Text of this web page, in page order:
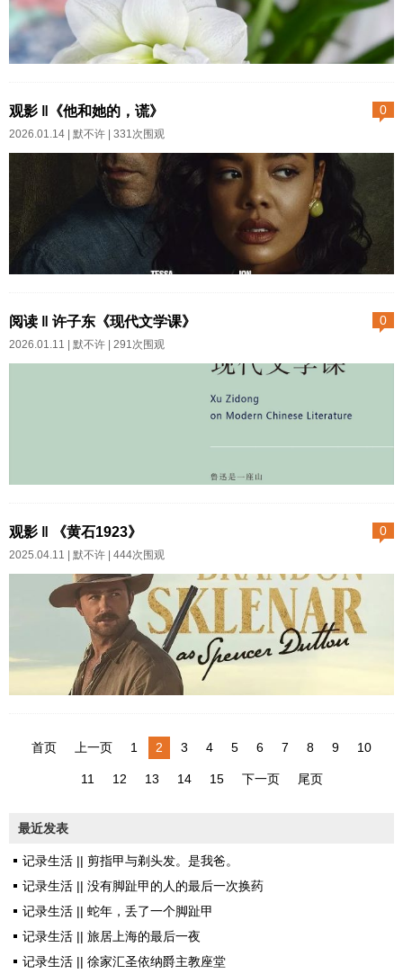
不发老师也并不要求截图朋友圈
求证。我说他是谦谦君子，还因
为一件事：他讲课的语音可以被
说，加上这一万，这里一共就是
整整十万了哦。八十多岁的老太
太，这一刻的喜悦溢于言表——
然觉得自己才是个坏人，上一篇
人她的快乐就是数钱，用她白白
净净的小胖手把一叠钞票一弯，
然后灵活地一页一页地翻检，我
还奢望什么给她开通网银，我好
像也没脸为了...
咳嗽，连续十几个一连串一口气
地咳，仿佛呕心沥血非要把肺里
的什么东西弄出来，甚至有几次
必须绷住盆底肌和腹肌。这种病
症上午轻下午重。所以当我妈问
我能不能去银行帮取退休金，我
满口答应说我行。是的，今天聊
的不是病，但无论想说啥，我都
府部门的退休人员，退休金分别
们医院的退休社保卡都在工商银
行。所以取退休金的程序是有固
在一天或几天...
0
观影 ‖《他和她的，谎》
2026.01.14 | 默不许 | 331次围观
林深处，一个美丽的女人裸露着
仰面瘫死在自己的轿车上，经警
方初步勘测，她于某种激情活动
接一刀，刀刀入肉，这是怀有多
先是最大的嫌疑人。剧情中，死
了她，所以只好默认她不断有一
们始终是一个团队。你看人家老
公不是醋坛子，因为老婆到处睡
顿起杀意？不可能，但他又说那
女人毒舌。会不会某天对老公恶
0
阅读 ‖ 许子东《现代文学课》
2026.01.11 | 默不许 | 291次围观
到“启蒙”。说启蒙有两个意思。一
个是说最早教育你的人，还有一
种就是在我们学了很多东西之
后，某天某个瞬间，有某个人或
某件事或者一句话，我想可能还
会是一本书，啪嗒一下令我们醍
醐灌顶， 把过去糊里糊涂的事情
后曾经崇拜的、深信不疑的东西
摔碎了。当然以上都不是许先生
0
观影 ‖ 《黄石1923》
2025.04.11 | 默不许 | 444次围观
们成为镇子上最有实力的牧场
印第安人。达顿家族则岔分为两
支：守护牧场的老达顿夫妇及其
儿子是一支，另外一条故事线是
两季的时间才磨磨蹭蹭聚集在达
首页 上一页 1 2 3 4 5 6 7 8 9 10
11 12 13 14 15 下一页 尾页
最近发表
记录生活 || 剪指甲与剃头发。是我爸。
记录生活 || 没有脚趾甲的人的最后一次换药
记录生活 || 蛇年，丢了一个脚趾甲
记录生活 || 旅居上海的最后一夜
记录生活 || 徐家汇圣依纳爵主教座堂